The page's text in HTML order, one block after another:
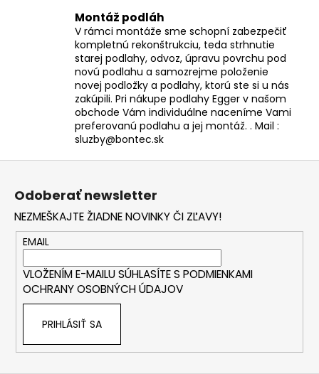
Montáž podláh
V rámci montáže sme schopní zabezpečiť
kompletnú rekonštrukciu, teda strhnutie
starej podlahy, odvoz, úpravu povrchu pod
novú podlahu a samozrejme položenie
novej podložky a podlahy, ktorú ste si u nás
zakúpili. Pri nákupe podlahy Egger v našom
obchode Vám individuálne naceníme Vami
preferovanú podlahu a jej montáž. . Mail :
sluzby@bontec.sk
Z
Odoberať newsletter
NEZMEŠKAJTE ŽIADNE NOVINKY ČI ZĽAVY!
EMAIL
VLOŽENÍM E-MAILU SÚHLASÍTE S PODMIENKAMI
OCHRANY OSOBNÝCH ÚDAJOV
PRIHLÁSIŤ SA